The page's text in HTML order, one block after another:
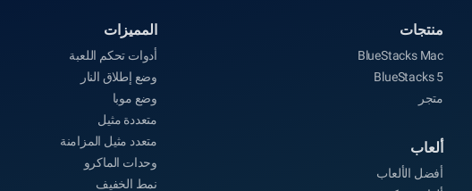
منتجات
BlueStacks Mac
BlueStacks 5
متجر
ألعاب
أفضل الألعاب
المميزات
أدوات تحكم اللعبة
وضع إطلاق النار
وضع موبا
متعددة مثيل
متعدد مثيل المزامنة
وحدات الماكرو
نمط الخفيف